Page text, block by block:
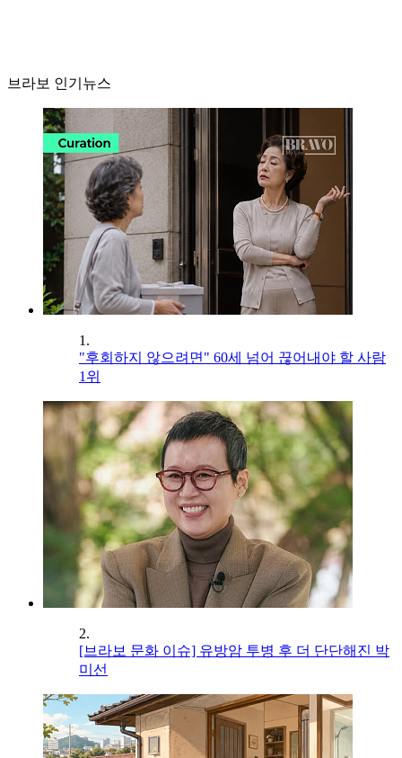
브라보 인기뉴스
1.
"후회하지 않으려면" 60세 넘어 끊어내야 할 사람
1위
2.
[브라보 문화 이슈] 유방암 투병 후 더 단단해진 박
미선